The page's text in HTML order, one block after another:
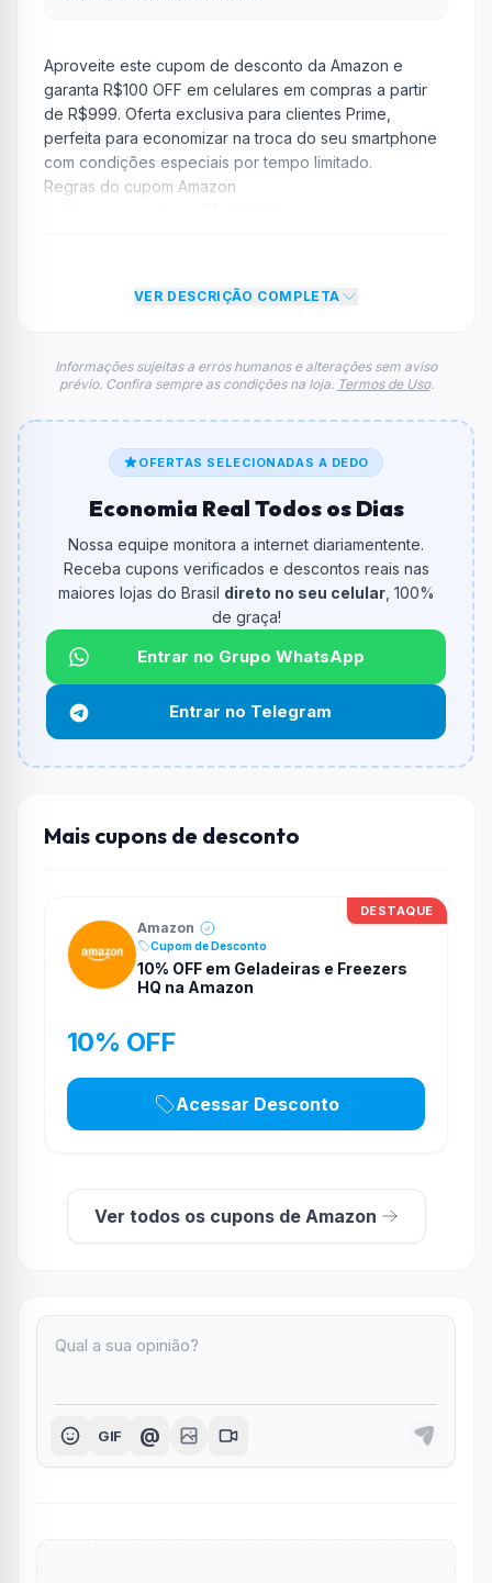
Aproveite este cupom de desconto da Amazon e
garanta R$100 OFF em celulares em compras a partir
de R$999. Oferta exclusiva para clientes Prime,
perfeita para economizar na troca do seu smartphone
com condições especiais por tempo limitado.
Regras do cupom Amazon
Vencimento: Válido até 03/03/2026
R$ 100,00 no total do carrinho, não foram econtradas
informações sobre restrição de teto máximo para esse
Qual é o código de desconto?
O cupom dá R$ 100,00
Qual é o valor minimo de compra?
O valor minimo de compra é R$ 999,00.
Qual é o desconto máximo?
Não informado ou sem limite.
Funciona em qualquer produto?
Não necessariamente. Depende de itens participantes
VER DESCRIÇÃO COMPLETA
Informações sujeitas a erros humanos e alterações sem aviso
prévio. Confira sempre as condições na loja. Termos de Uso.
OFERTAS SELECIONADAS A DEDO
Economia Real Todos os Dias
Nossa equipe monitora a internet diariamentente.
Receba cupons verificados e descontos reais nas
maiores lojas do Brasil direto no seu celular, 100%
de graça!
Entrar no Grupo WhatsApp
Entrar no Telegram
Mais cupons de desconto
DESTAQUE
Amazon
Cupom de Desconto
10% OFF em Geladeiras e Freezers
HQ na Amazon
10% OFF
Acessar Desconto
Ver todos os cupons de Amazon
GIF @